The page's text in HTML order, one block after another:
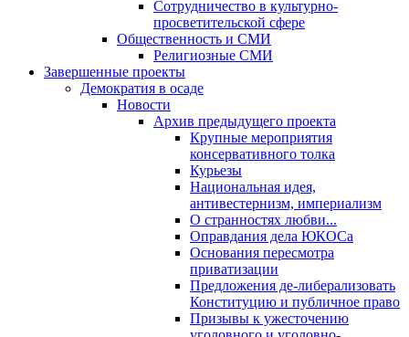
Сотрудничество в культурно-
просветительской сфере
Общественность и СМИ
Религиозные СМИ
Завершенные проекты
Демократия в осаде
Новости
Архив предыдущего проекта
Крупные мероприятия
консервативного толка
Курьезы
Национальная идея,
антивестернизм, империализм
О странностях любви...
Оправдания дела ЮКОСа
Основания пересмотра
приватизации
Предложения де-либерализовать
Конституцию и публичное право
Призывы к ужесточению